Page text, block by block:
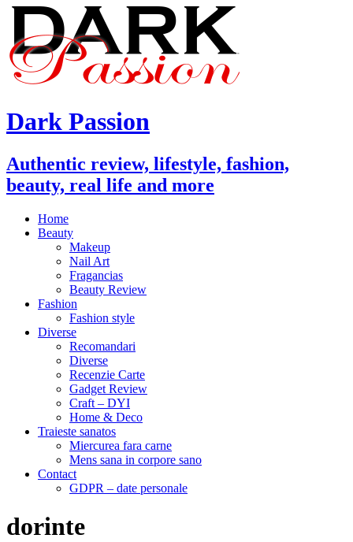
Dark Passion
Authentic review, lifestyle, fashion,
beauty, real life and more
Home
Beauty
Makeup
Nail Art
Fragancias
Beauty Review
Fashion
Fashion style
Diverse
Recomandari
Diverse
Recenzie Carte
Gadget Review
Craft – DYI
Home & Deco
Traieste sanatos
Miercurea fara carne
Mens sana in corpore sano
Contact
GDPR – date personale
dorinte